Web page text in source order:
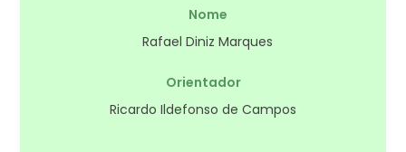
Nome
Rafael Diniz Marques
Orientador
Ricardo Ildefonso de Campos